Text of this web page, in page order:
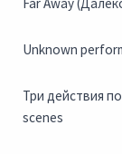
Unknown
Три действия
scenes